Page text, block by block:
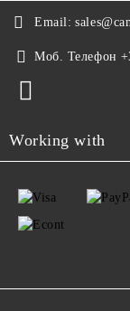
Email:
Моб. Телефон
Working with